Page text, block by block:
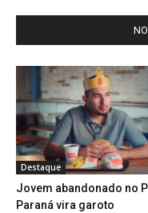
Destaque
Jovem abandonado no
Paraná vira garoto